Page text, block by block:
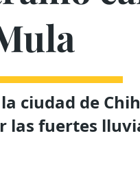
ciudad de
las fuertes